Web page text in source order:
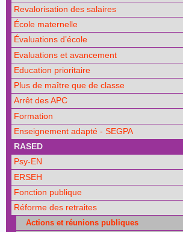
Revalorisation des salaires
École maternelle
Évaluations d’école
Evaluations et avancement
Education prioritaire
Plus de maître que de classe
Arrêt des APC
Formation
Enseignement adapté - SEGPA
RASED
Psy-EN
ERSEH
Fonction publique
Réforme des retraites
Actions et réunions publiques